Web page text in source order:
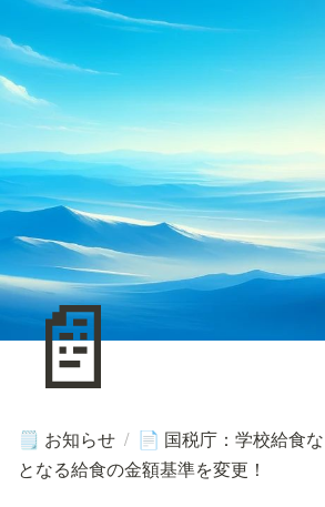
📄
🗒️ お知らせ / 📄 国税庁：学校給食
となる給食の金額基準を変更！